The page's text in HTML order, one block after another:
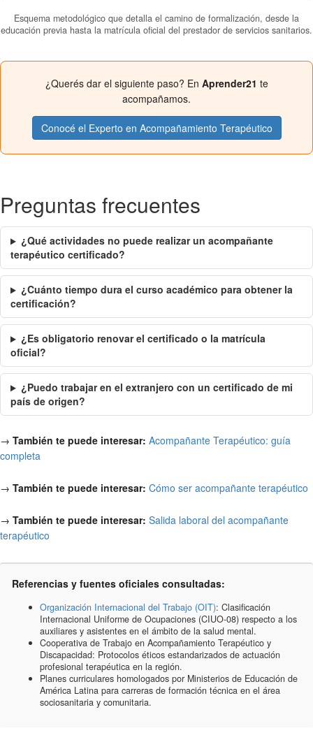
Esquema metodológico que detalla el camino de formalización, desde la
educación previa hasta la matrícula oficial del prestador de servicios sanitarios.
¿Querés dar el siguiente paso? En Aprender21 te
acompañamos.
Conocé el Experto en Acompañamiento Terapéutico
Preguntas frecuentes
¿Qué actividades no puede realizar un acompañante
terapéutico certificado?
¿Cuánto tiempo dura el curso académico para obtener la
certificación?
¿Es obligatorio renovar el certificado o la matrícula
oficial?
¿Puedo trabajar en el extranjero con un certificado de mi
país de origen?
→ También te puede interesar: Acompañante Terapéutico: guía
completa
→ También te puede interesar: Cómo ser acompañante terapéutico
→ También te puede interesar: Salida laboral del acompañante
terapéutico
Referencias y fuentes oficiales consultadas:
Organización Internacional del Trabajo (OIT): Clasificación
Internacional Uniforme de Ocupaciones (CIUO-08) respecto a los
auxiliares y asistentes en el ámbito de la salud mental.
Cooperativa de Trabajo en Acompañamiento Terapéutico y
Discapacidad: Protocolos éticos estandarizados de actuación
profesional terapéutica en la región.
Planes curriculares homologados por Ministerios de Educación de
América Latina para carreras de formación técnica en el área
sociosanitaria y comunitaria.